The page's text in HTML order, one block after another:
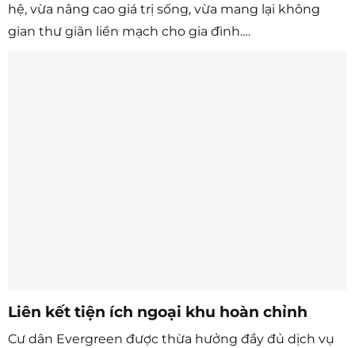
hệ, vừa nâng cao giá trị sống, vừa mang lại không
gian thư giãn liền mạch cho gia đình.…
Liên kết tiện ích ngoại khu hoàn chỉnh
Cư dân Evergreen được thừa hưởng đầy đủ dịch vụ